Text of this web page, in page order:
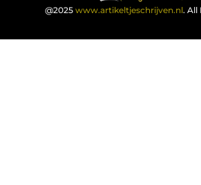
@2025 www.artikeltjeschrijven.nl. All